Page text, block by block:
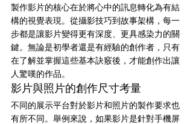
製作影片的核心在於將心中的訊息轉化為有結
構的視覺表現。從攝影技巧到故事架構，每一
步都是讓影片變得更有深度、更具感染力的關
鍵。無論是初學者還是有經驗的創作者，只有
在了解並掌握這些基本訣竅後，才能創作出讓
人驚嘆的作品。
影片與照片的創作尺寸考量
不同的展示平台對於影片和照片的製作要求也
有所不同。舉例來說，如果影片是針對手機屏